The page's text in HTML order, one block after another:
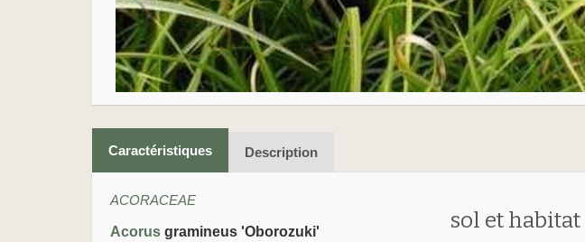
Caractéristiques Description
ACORACEAE
Acorus gramineus 'Oborozuki'
sol et habitat